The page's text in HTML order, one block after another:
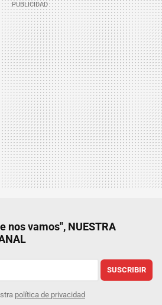
nos vamos", NUESTRA
SUSCRIBIR
política de privacidad